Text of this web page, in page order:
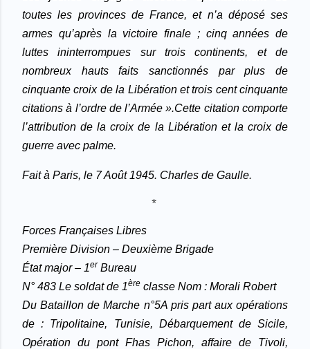
toutes les provinces de France, et n’a déposé ses
armes qu’après la victoire finale ; cinq années de
luttes ininterrompues sur trois continents, et de
nombreux hauts faits sanctionnés par plus de
cinquante croix de la Libération et trois cent cinquante
citations à l’ordre de l’Armée ».Cette citation comporte
l’attribution de la croix de la Libération et la croix de
guerre avec palme.
Fait à Paris, le 7 Août 1945. Charles de Gaulle.
*
Forces Françaises Libres
Première Division – Deuxième Brigade
État major – 1er Bureau
N° 483 Le soldat de 1ère classe Nom : Morali Robert
Du Bataillon de Marche n°5A pris part aux opérations
de : Tripolitaine, Tunisie, Débarquement de Sicile,
Opération du pont Fhas Pichon, affaire de Tivoli,